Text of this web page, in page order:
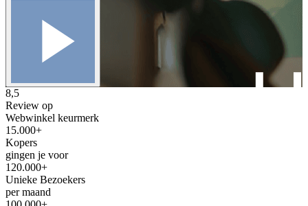
8,5
Review op
Webwinkel keurmerk
15.000+
Kopers
gingen je voor
120.000+
Unieke Bezoekers
per maand